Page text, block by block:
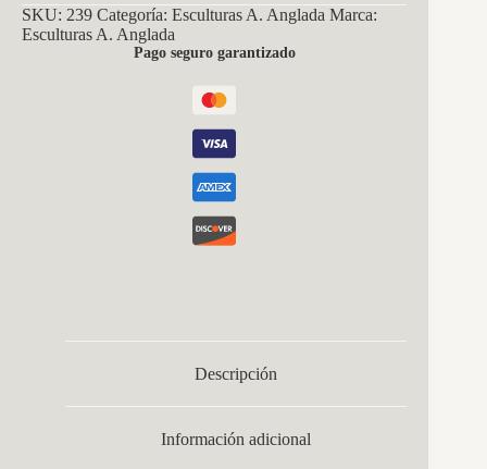
SKU: 239 Categoría: Esculturas A. Anglada Marca:
Esculturas A. Anglada
Pago seguro garantizado
Descripción
Información adicional